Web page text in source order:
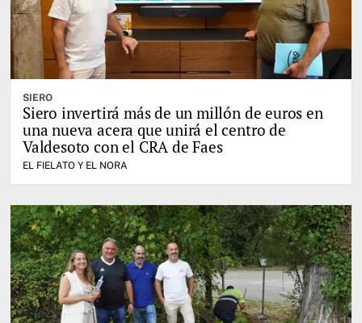
SIERO
Siero invertirá más de un millón de euros en
una nueva acera que unirá el centro de
Valdesoto con el CRA de Faes
EL FIELATO Y EL NORA